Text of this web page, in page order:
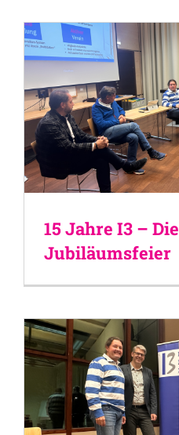
15 Jahre I3 – Die
Jubiläumsfeier